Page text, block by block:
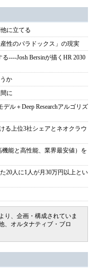
に立てる
性のパラドックス」の現実
----Josh Bersinが描くHR 2030
か
に
ル＋Deep Researchアルゴリズ
る上位3社シェアとネオクラウ
機能と高性能、業界最安値）を
20人に1人が月30万円以上とい
り、企画・構成されていま
、オルタナティブ・ブロ